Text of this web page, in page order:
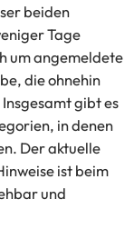
beiden
Tage
um angemeldete
die ohnehin
gibt es
in denen
Der aktuelle
ist beim
und